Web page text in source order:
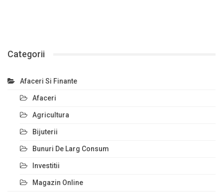
Categorii
Afaceri Si Finante
Afaceri
Agricultura
Bijuterii
Bunuri De Larg Consum
Investitii
Magazin Online